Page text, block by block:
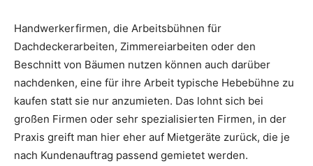
Handwerkerfirmen, die Arbeitsbühnen für
Dachdeckerarbeiten, Zimmereiarbeiten oder den
Beschnitt von Bäumen nutzen können auch darüber
nachdenken, eine für ihre Arbeit typische Hebebühne zu
kaufen statt sie nur anzumieten. Das lohnt sich bei
großen Firmen oder sehr spezialisierten Firmen, in der
Praxis greift man hier eher auf Mietgeräte zurück, die je
nach Kundenauftrag passend gemietet werden.